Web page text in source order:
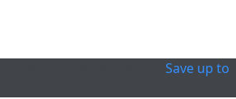
Save up to